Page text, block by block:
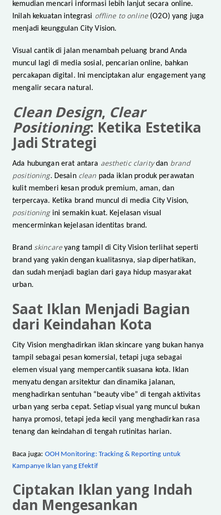
kemudian mencari informasi lebih lanjut secara online.
Inilah kekuatan integrasi offline to online(O2O) yang juga
menjadi keunggulan City Vision.
Visual cantik di jalan menambah peluang brand Anda
muncul lagi di media sosial, pencarian online, bahkan
percakapan digital. Ini menciptakan alur engagement yang
mengalir secara natural.
Clean Design, Clear
Positioning: Ketika Estetika
Jadi Strategi
Ada hubungan erat antara aesthetic claritydan brand
positioning. Desainclean pada iklan produk perawatan
kulit memberi kesan produk premium, aman, dan
terpercaya. Ketika brand muncul di media City Vision,
positioningini semakin kuat. Kejelasan visual
mencerminkan kejelasan identitas brand.
Brand skincareyang tampil di City Vision terlihat seperti
brand yang yakin dengan kualitasnya, siap diperhatikan,
dan sudah menjadi bagian dari gaya hidup masyarakat
urban.
Saat Iklan Menjadi Bagian
dari Keindahan Kota
City Vision menghadirkan iklan skincare yang bukan hanya
tampil sebagai pesan komersial, tetapi juga sebagai
elemen visual yang mempercantik suasana kota. Iklan
menyatu dengan arsitektur dan dinamika jalanan,
menghadirkan sentuhan “beauty vibe” di tengah aktivitas
urban yang serba cepat. Setiap visual yang muncul bukan
hanya promosi, tetapi jeda kecil yang menghadirkan rasa
tenang dan keindahan di tengah rutinitas harian.
Baca juga: OOH Monitoring: Tracking & Reporting untuk
Kampanye Iklan yang Efektif
Ciptakan Iklan yang Indah
dan Mengesankan